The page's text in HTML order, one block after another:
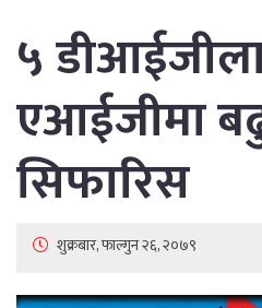
५
एआईजीमा
सिफारिस
शुक्रबार, फाल्गुन २६, २०७९